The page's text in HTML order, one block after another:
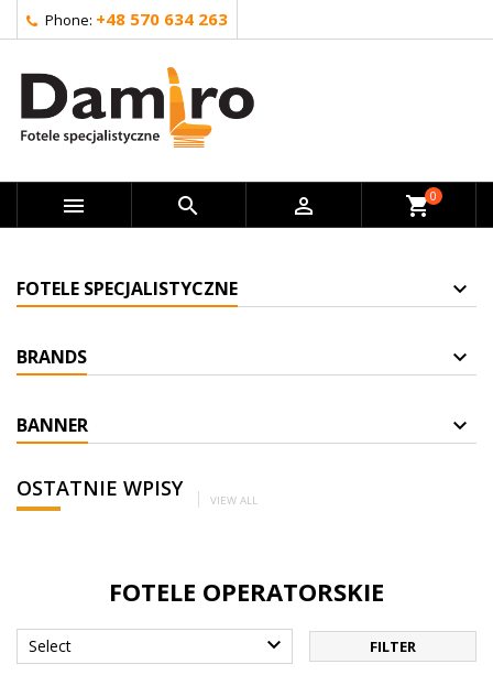
Phone: +48 570 634 263
   shopping_cart0
FOTELE SPECJALISTYCZNE
BRANDS
BANNER
OSTATNIE WPISY VIEW ALL
FOTELE OPERATORSKIE
Select  FILTER